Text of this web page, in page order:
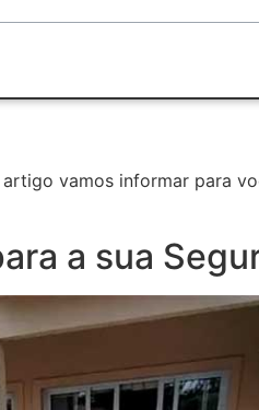
vamos informar para
a sua